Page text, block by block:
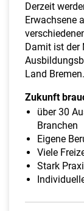
Derzeit
Erwachsene
Damit ist der
Land Bremen.
Zukunft
über 30
Branchen
Eigene
Viele
Stark